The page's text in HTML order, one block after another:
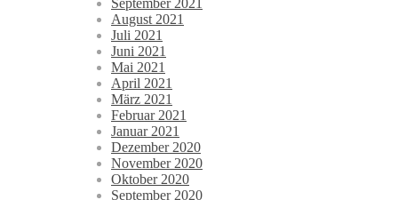
September 2021
August 2021
Juli 2021
Juni 2021
Mai 2021
April 2021
März 2021
Februar 2021
Januar 2021
Dezember 2020
November 2020
Oktober 2020
September 2020